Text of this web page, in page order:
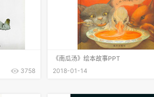
3758
《南瓜汤》绘本故事PPT
2018-01-14